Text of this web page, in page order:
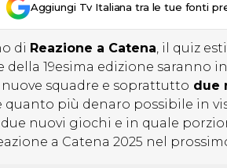
Aggiungi Tv Italiana tra le tue fonti
di Reazione a Catena, il quiz
della 19esima edizione saranno
nuove squadre e soprattutto due
più denaro possibile in
nuovi giochi e in quale
a Catena 2025 nel